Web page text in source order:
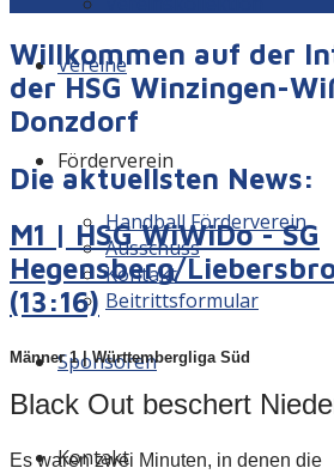
Vereine
Förderverein
Handball Förderverein
Ausschuss
Kontakt
Beitrittsformular
Sponsoren
Kontakt
Willkommen auf der
der HSG Winzingen-
Donzdorf
Die aktuellsten News:
M1 | HSG WiWiDo - SG
Hegensberg/
(13:16)
Männer 1 | Württembergliga Süd
Black Out beschert
Es waren zwei Minuten, in denen die